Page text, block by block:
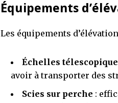
Équipements
Les équipements
Échelles
avoir à transporter des
Scies sur perche :